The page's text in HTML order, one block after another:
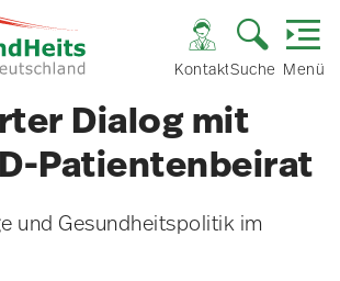
KontaktSuche Menü
Dialog mit
Patientenbeirat
und Gesundheitspolitik im